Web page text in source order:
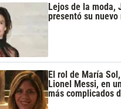
Lejos de la moda,
presentó su
El rol de María
Lionel Messi, en
más complicados